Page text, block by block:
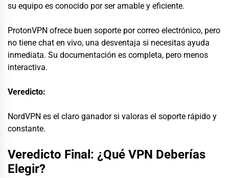
su equipo es conocido por ser amable y eficiente.
ProtonVPN ofrece buen soporte por correo electrónico, pero
no tiene chat en vivo, una desventaja si necesitas ayuda
inmediata. Su documentación es completa, pero menos
interactiva.
Veredicto:
NordVPN es el claro ganador si valoras el soporte rápido y
constante.
Veredicto Final: ¿Qué VPN Deberías
Elegir?